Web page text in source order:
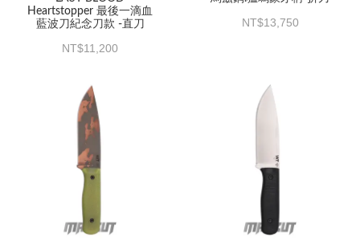
Heartstopper 最後一滴血
藍波刀紀念刀款 -直刀
11,200
13,750